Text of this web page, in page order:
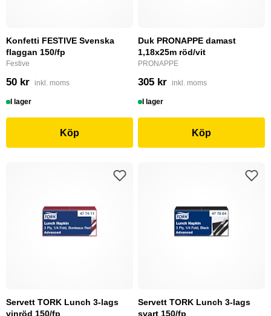
Konfetti FESTIVE Svenska
flaggan 150/fp
Festive
50 kr inkl. moms
I lager
Köp
Duk PRONAPPE damast
1,18x25m röd/vit
PRONAPPE
305 kr inkl. moms
I lager
Köp
Servett TORK Lunch 3-lags
vinröd 150/fp
Servett TORK Lunch 3-lags
svart 150/fp